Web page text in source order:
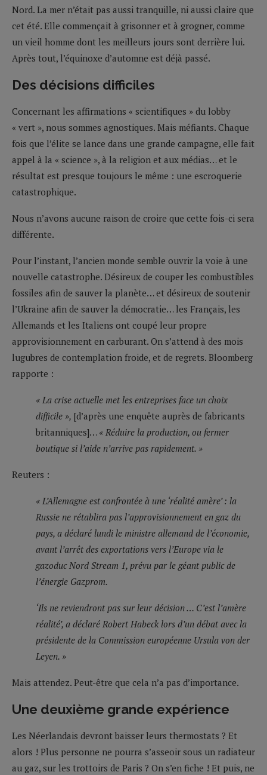
Nord. La mer n’était pas aussi tranquille, ni aussi claire que
cet été. Elle commençait à grisonner et à grogner, comme
un vieil homme dont les meilleurs jours sont derrière lui.
Après tout, l’équinoxe d’automne est déjà passé.
Des décisions difficiles
Concernant les affirmations « scientifiques » du lobby
« vert », nous sommes agnostiques. Mais méfiants. Chaque
fois que l’élite se lance dans une grande campagne, elle fait
appel à la « science », à la religion et aux médias… et le
résultat est presque toujours le même : une escroquerie
catastrophique.
Nous n’avons aucune raison de croire que cette fois-ci sera
différente.
Pour l’instant, l’ancien monde semble ouvrir la voie à une
nouvelle catastrophe. Désireux de couper les combustibles
fossiles afin de sauver la planète… et désireux de soutenir
l’Ukraine afin de sauver la démocratie… les Français, les
Allemands et les Italiens ont coupé leur propre
approvisionnement en carburant. On s’attend à des mois
lugubres de contemplation froide, et de regrets. Bloomberg
rapporte :
« La crise actuelle met les entreprises face un choix
difficile », [d’après une enquête auprès de fabricants
britanniques]… « Réduire la production, ou fermer
boutique si l’aide n’arrive pas rapidement. »
Reuters :
« L’Allemagne est confrontée à une ‘réalité amère’ : la
Russie ne rétablira pas l’approvisionnement en gaz du
pays, a déclaré lundi le ministre allemand de l’économie,
avant l’arrêt des exportations vers l’Europe via le
gazoduc Nord Stream 1, prévu par le géant public de
l’énergie Gazprom.
‘Ils ne reviendront pas sur leur décision … C’est l’amère
réalité’, a déclaré Robert Habeck lors d’un débat avec la
présidente de la Commission européenne Ursula von der
Leyen. »
Mais attendez. Peut-être que cela n’a pas d’importance.
Une deuxième grande expérience
Les Néerlandais devront baisser leurs thermostats ? Et
alors ! Plus personne ne pourra s’asseoir sous un radiateur
au gaz, sur les trottoirs de Paris ? On s’en fiche ! Et puis, ne